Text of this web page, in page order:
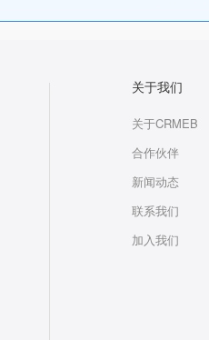
关于我们
关于CRMEB
合作伙伴
新闻动态
联系我们
加入我们